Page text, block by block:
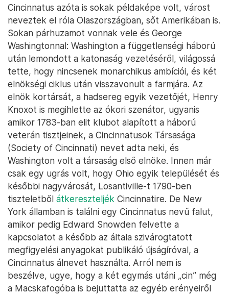
Cincinnatus azóta is sokak példaképe volt, várost
neveztek el róla Olaszországban, sőt Amerikában is.
Sokan párhuzamot vonnak vele és George
Washingtonnal: Washington a függetlenségi háború
után lemondott a katonaság vezetéséről, világossá
tette, hogy nincsenek monarchikus ambíciói, és két
elnökségi ciklus után visszavonult a farmjára. Az
elnök kortársát, a hadsereg egyik vezetőjét, Henry
Knoxot is megihlette az ókori szenátor, ugyanis
amikor 1783-ban elit klubot alapított a háború
veterán tisztjeinek, a Cincinnatusok Társasága
(Society of Cincinnati) nevet adta neki, és
Washington volt a társaság első elnöke. Innen már
csak egy ugrás volt, hogy Ohio egyik települését és
későbbi nagyvárosát, Losantiville-t 1790-ben
tiszteletből átkereszteljék Cincinnatire. De New
York államban is találni egy Cincinnatus nevű falut,
amikor pedig Edward Snowden felvette a
kapcsolatot a később az általa szivárogtatott
megfigyelési anyagokat publikáló újságíróval, a
Cincinnatus álnevet használta. Arról nem is
beszélve, ugye, hogy a két egymás utáni „cin” még
a Macskafogóba is bejuttatta az egyéb erényeiről